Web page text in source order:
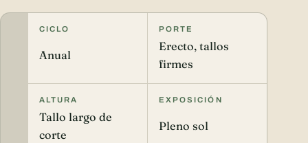
CICLO
Anual
PORTE
Erecto, tallos
firmes
ALTURA
Tallo largo de
corte
EXPOSICIÓN
Pleno sol